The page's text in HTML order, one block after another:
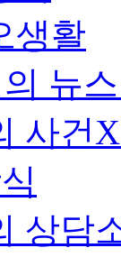
생활
뉴
사건
상담